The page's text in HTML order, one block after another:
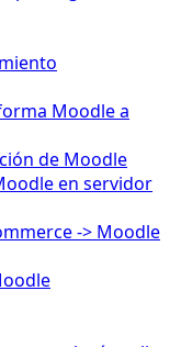
Moodle a
de Moodle
en servidor
-> Moodle